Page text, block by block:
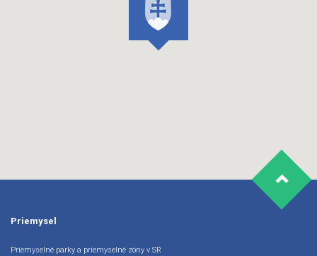
Priemysel
Priemyselné parky a priemyselné zóny v SR